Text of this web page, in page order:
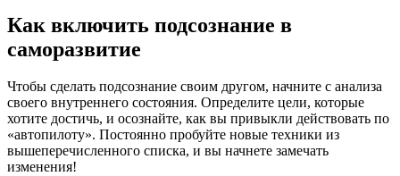
Как включить подсознание в
саморазвитие
Чтобы сделать подсознание своим другом, начните с анализа
своего внутреннего состояния. Определите цели, которые
хотите достичь, и осознайте, как вы привыкли действовать по
«автопилоту». Постоянно пробуйте новые техники из
вышеперечисленного списка, и вы начнете замечать
изменения!